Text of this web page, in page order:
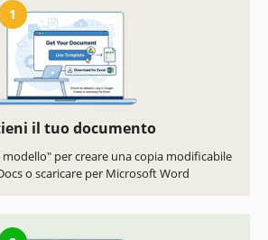
1
il tuo documento
modello" per creare una copia modificabile
o scaricare per Microsoft Word